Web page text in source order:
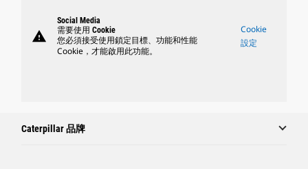
warning
Social Media
需要使用 Cookie
您必須接受使用鎖定目標、功能和性能
Cookie，才能啟用此功能。
Cookie
設定
Caterpillar 品牌